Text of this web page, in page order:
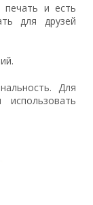
печать и есть
для друзей
Для